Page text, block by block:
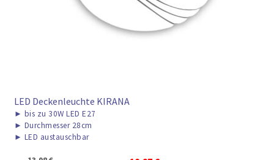
LED Deckenleuchte KIRANA
► bis zu 30W LED E27
► Durchmesser 28cm
► LED austauschbar